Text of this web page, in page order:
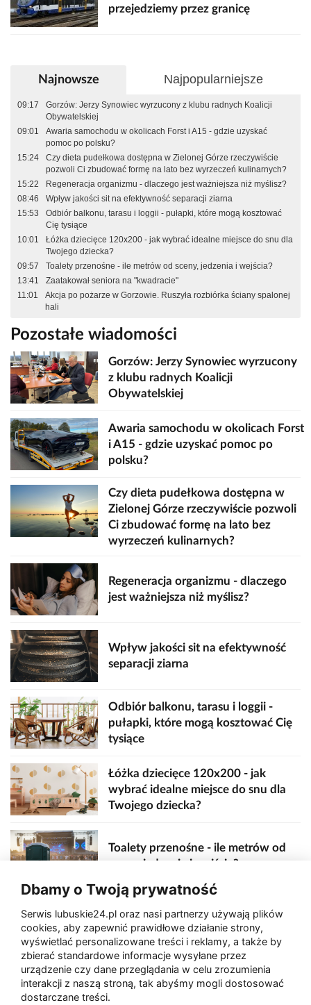
przejedziemy przez granicę
Najnowsze Najpopularniejsze
09:17
Gorzów: Jerzy Synowiec wyrzucony z klubu radnych Koalicji
Obywatelskiej
09:01
Awaria samochodu w okolicach Forst i A15 - gdzie uzyskać
pomoc po polsku?
15:24
Czy dieta pudełkowa dostępna w Zielonej Górze rzeczywiście
pozwoli Ci zbudować formę na lato bez wyrzeczeń kulinarnych?
15:22
Regeneracja organizmu - dlaczego jest ważniejsza niż myślisz?
08:46
Wpływ jakości sit na efektywność separacji ziarna
15:53
Odbiór balkonu, tarasu i loggii - pułapki, które mogą kosztować
Cię tysiące
10:01
Łóżka dziecięce 120x200 - jak wybrać idealne miejsce do snu dla
Twojego dziecka?
09:57
Toalety przenośne - ile metrów od sceny, jedzenia i wejścia?
13:41
Zaatakował seniora na "kwadracie"
11:01
Akcja po pożarze w Gorzowie. Ruszyła rozbiórka ściany spalonej
hali
Pozostałe wiadomości
Gorzów: Jerzy Synowiec wyrzucony
z klubu radnych Koalicji
Obywatelskiej
Awaria samochodu w okolicach Forst
i A15 - gdzie uzyskać pomoc po
polsku?
Czy dieta pudełkowa dostępna w
Zielonej Górze rzeczywiście pozwoli
Ci zbudować formę na lato bez
wyrzeczeń kulinarnych?
Regeneracja organizmu - dlaczego
jest ważniejsza niż myślisz?
Wpływ jakości sit na efektywność
separacji ziarna
Odbiór balkonu, tarasu i loggii -
pułapki, które mogą kosztować Cię
tysiące
Łóżka dziecięce 120x200 - jak
wybrać idealne miejsce do snu dla
Twojego dziecka?
Toalety przenośne - ile metrów od
sceny, jedzenia i wejścia?
Zaatakował seniora na "kwadracie"
Akcja po pożarze w Gorzowie.
Ruszyła rozbiórka ściany spalonej
Dbamy o Twoją prywatność
Serwis lubuskie24.pl oraz nasi partnerzy używają plików
cookies, aby zapewnić prawidłowe działanie strony,
wyświetlać personalizowane treści i reklamy, a także by
zbierać standardowe informacje wysyłane przez
urządzenie czy dane przeglądania w celu zrozumienia
interakcji z naszą stroną, tak abyśmy mogli dostosować
dostarczane treści.